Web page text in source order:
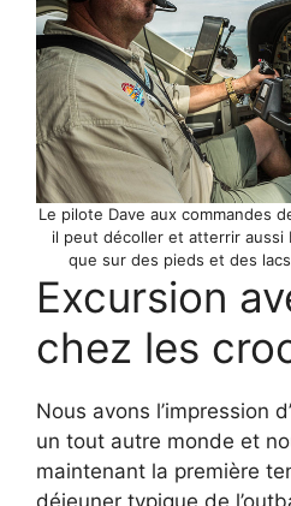
Le pilote Dave aux commandes
il peut décoller et atterrir aussi
que sur des pieds et des
Excursion
chez les
Nous avons l’impression
un tout autre monde et
maintenant la première